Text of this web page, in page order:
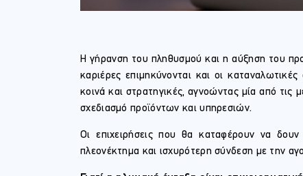
Η γήρανση του πληθυσμού και η αύξηση του
καριέρες επιμηκύνονται και οι
κοινά και στρατηγικές, αγνοώντας μία από τις
σχεδιασμό προϊόντων και υπηρεσιών.
Οι επιχειρήσεις που θα καταφέρουν να
πλεονέκτημα και ισχυρότερη σύνδεση με την